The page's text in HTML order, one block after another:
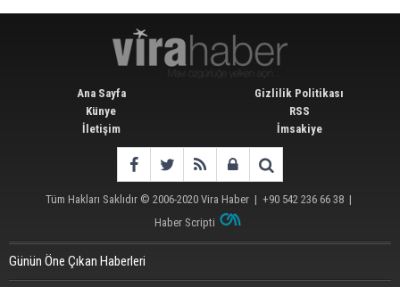
Ana Sayfa
Künye
İletişim
Gizlilik Politikası
RSS
İmsakiye
Tüm Hakları Saklıdır © 2006-2020 Vira Haber | +90 542 236 66 38 |
Haber Scripti
Günün Öne Çıkan Haberleri